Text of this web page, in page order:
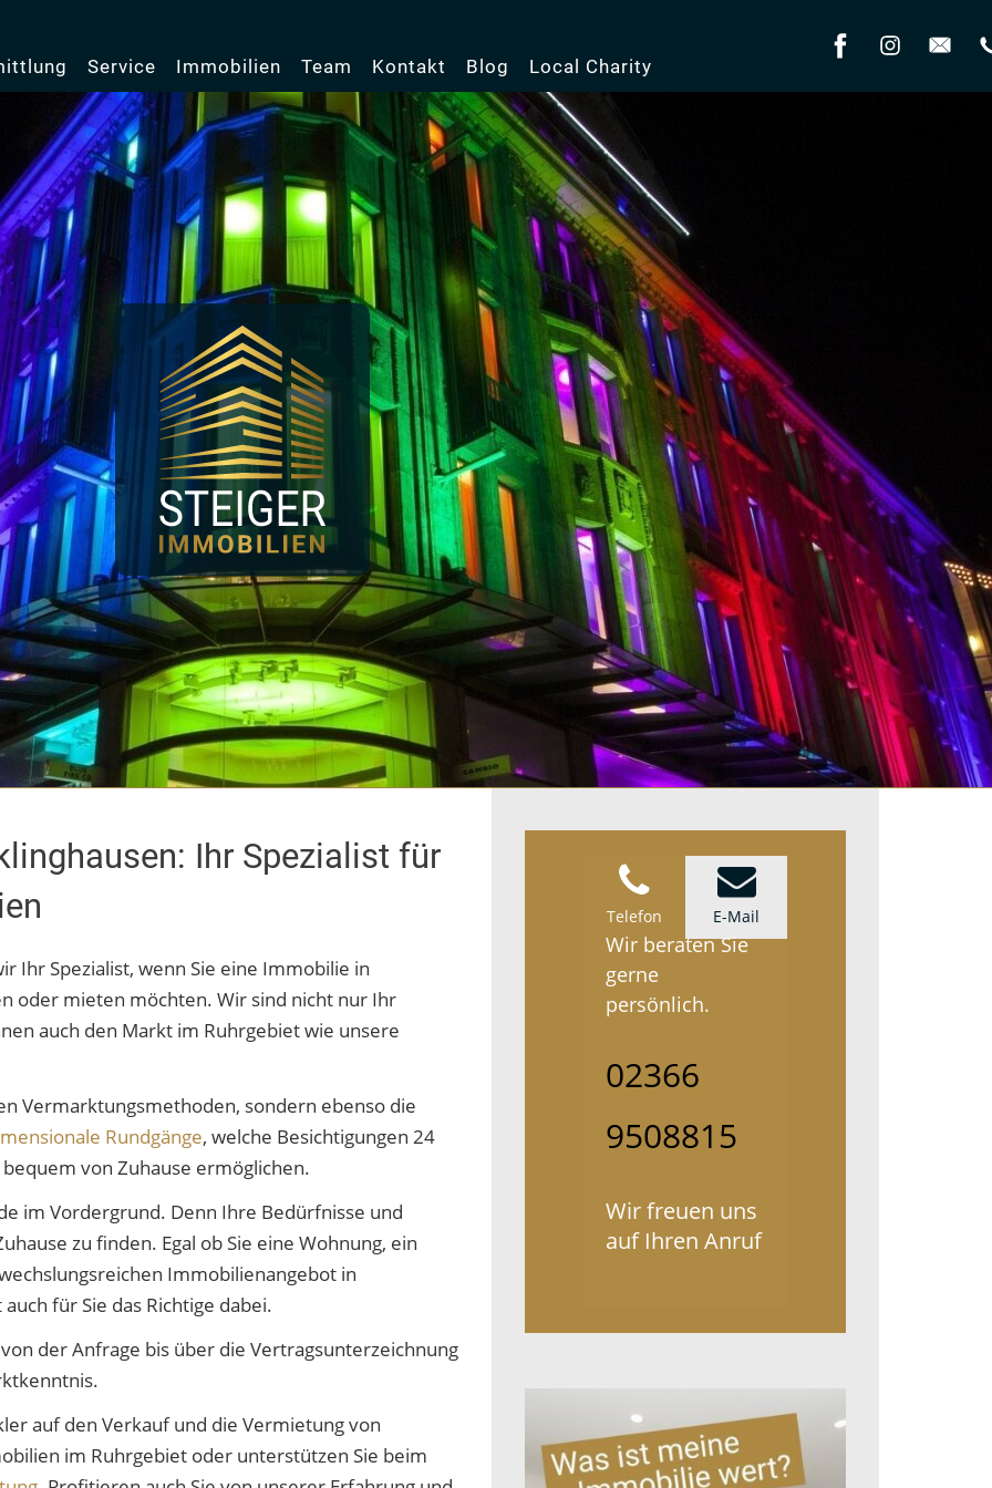
Service Immobilien Team Kontakt Blog Local Charity
Telefon E-Mail
Wir beraten Sie
gerne
persönlich.
02366
9508815
Wir freuen uns
auf Ihren Anruf
Ihr Spezialist für
Ihr Spezialist, wenn Sie eine Immobilie in
oder mieten möchten. Wir sind nicht nur Ihr
auch den Markt im Ruhrgebiet wie unsere
Vermarktungsmethoden, sondern ebenso die
Rundgänge, welche Besichtigungen 24
von Zuhause ermöglichen.
im Vordergrund. Denn Ihre Bedürfnisse und
zu finden. Egal ob Sie eine Wohnung, ein
Immobilienangebot in
für Sie das Richtige dabei.
der Anfrage bis über die Vertragsunterzeichnung
auf den Verkauf und die Vermietung von
im Ruhrgebiet oder unterstützen Sie beim